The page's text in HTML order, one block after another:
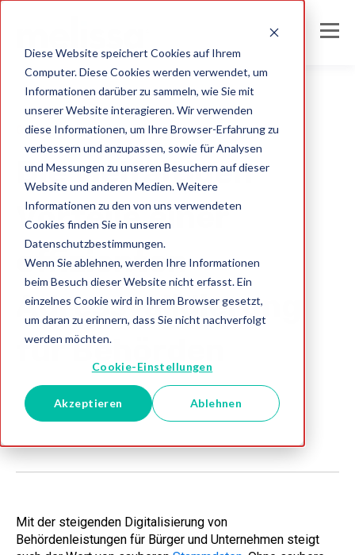
Diese Website speichert Cookies auf Ihrem
Computer. Diese Cookies werden verwendet, um
Informationen darüber zu sammeln, wie Sie mit
unserer Website interagieren. Wir verwenden
diese Informationen, um Ihre Browser-Erfahrung zu
verbessern und anzupassen, sowie für Analysen
und Messungen zu unseren Besuchern auf dieser
Website und anderen Medien. Weitere
Informationen zu den von uns verwendeten
Cookies finden Sie in unseren
Datenschutzbestimmungen.
Wenn Sie ablehnen, werden Ihre Informationen
beim Besuch dieser Website nicht erfasst. Ein
einzelnes Cookie wird in Ihrem Browser gesetzt,
um daran zu erinnern, dass Sie nicht nachverfolgt
werden möchten.
Cookie-Einstellungen
Akzeptieren Ablehnen
Germany
Die vielfältigen
Vorteile einer
effizienten
Adressvalidierung
für Behörden
Melissa DE Team
Sep 26, 2023
Mit der steigenden Digitalisierung von
Behördenleistungen für Bürger und Unternehmen steigt